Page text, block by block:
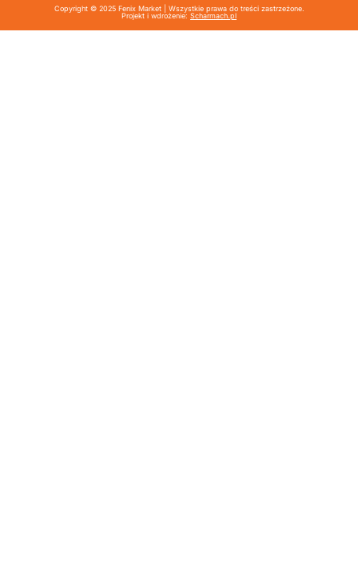
Copyright © 2025 Fenix Market | Wszystkie prawa do treści zastrzeżone.
Projekt i wdrożenie: Scharmach.pl